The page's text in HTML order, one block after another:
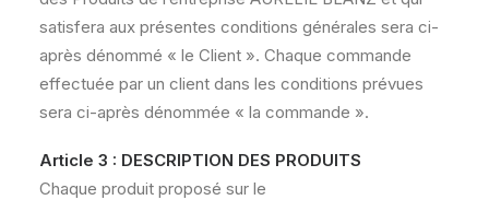
satisfera aux présentes conditions générales sera ci-
après dénommé « le Client ». Chaque commande
effectuée par un client dans les conditions prévues
sera ci-après dénommée « la commande ».
Article 3 : DESCRIPTION DES PRODUITS
Chaque produit proposé sur le